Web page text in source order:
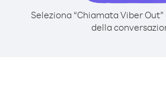
Seleziona “Chiamata Viber
della